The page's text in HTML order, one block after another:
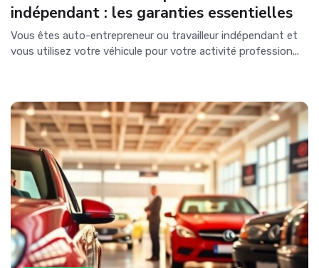
indépendant : les garanties essentielles
Vous êtes auto-entrepreneur ou travailleur indépendant et
vous utilisez votre véhicule pour votre activité profession...